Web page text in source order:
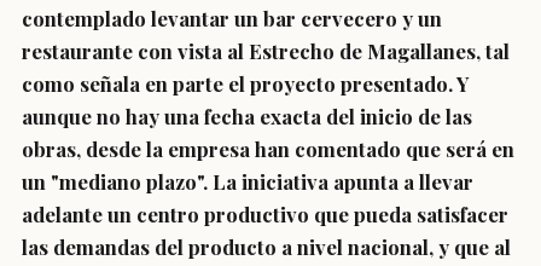
contemplado levantar un bar cervecero y un
restaurante con vista al Estrecho de Magallanes, tal
como señala en parte el proyecto presentado. Y
aunque no hay una fecha exacta del inicio de las
obras, desde la empresa han comentado que será en
un "mediano plazo". La iniciativa apunta a llevar
adelante un centro productivo que pueda satisfacer
las demandas del producto a nivel nacional, y que al